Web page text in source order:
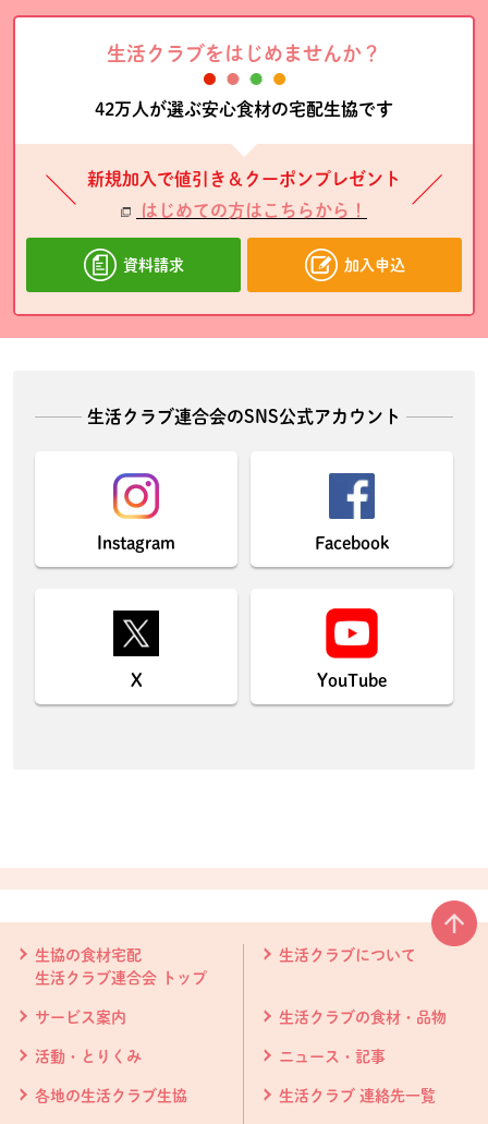
生活クラブをはじめませんか？
42万人が選ぶ安心食材の宅配生協です
新規加入で値引き＆クーポンプレゼント
はじめての方はこちらから！
資料請求 加入申込
生活クラブ連合会のSNS公式アカウント
Instagram Facebook
X YouTube
生協の食材宅配
生活クラブ連合会 トップ
生活クラブについて
サービス案内 生活クラブの食材・品物
活動・とりくみ ニュース・記事
各地の生活クラブ生協 生活クラブ 連絡先一覧